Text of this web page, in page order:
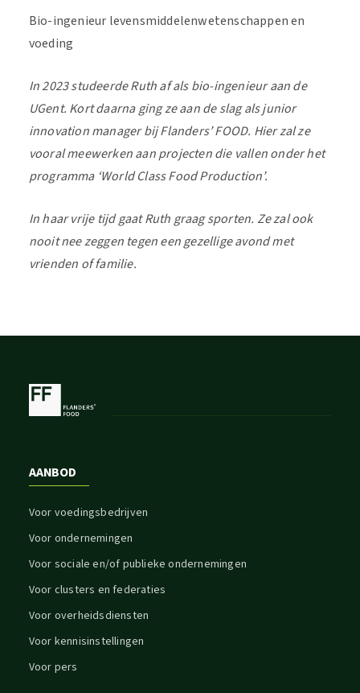
Bio-ingenieur levensmiddelenwetenschappen en
voeding
In 2023 studeerde Ruth af als bio-ingenieur aan de
UGent. Kort daarna ging ze aan de slag als junior
innovation manager bij Flanders’ FOOD. Hier zal ze
vooral meewerken aan projecten die vallen onder het
programma ‘World Class Food Production’.
In haar vrije tijd gaat Ruth graag sporten. Ze zal ook
nooit nee zeggen tegen een gezellige avond met
vrienden of familie.
AANBOD
Voor voedingsbedrijven
Voor ondernemingen
Voor sociale en/of publieke ondernemingen
Voor clusters en federaties
Voor overheidsdiensten
Voor kennisinstellingen
Voor pers